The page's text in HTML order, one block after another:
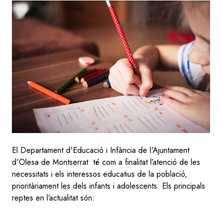
Imatge
portada
Image
El Departament d'Educació i Infància de l'Ajuntament
d'Olesa de Montserrat té com a finalitat l’atenció de les
necessitats i els interessos educatius de la població,
prioritàriament les dels infants i adolescents. Els principals
reptes en l’actualitat són: